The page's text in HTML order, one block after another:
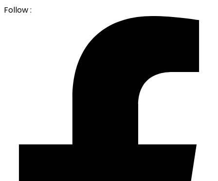
Follow :